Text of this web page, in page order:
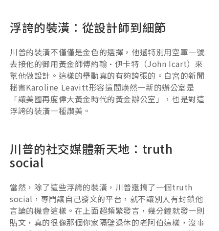
浮誇的裝潢：從設計師到細節
川普的裝潢不僅僅是金色的選擇，他還特別用空軍一號
去接他的御用黃金師傅約翰·伊卡特（John Icart）來
幫他做設計。這樣的舉動真的有夠誇張的。白宮的新聞
秘書Karoline Leavitt形容這間煥然一新的辦公室是
「讓美國再度偉大黃金時代的黃金辦公室」，也是對這
浮誇的裝潢一種讚美。
川普的社交媒體新天地：truth
social
當然，除了這些浮誇的裝潢，川普還搞了一個truth
social，專門讓自己發文的平台，就不讓別人有封鎖他
言論的機會這樣。在上面超頻繁發言，幾分鐘就發一則
貼文，真的很像那個你家隔壁退休的老阿伯這樣，沒事